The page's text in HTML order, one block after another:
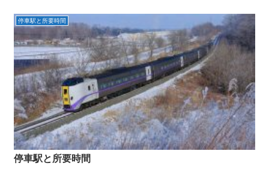
停車駅と所要時間
停車駅と所要時間